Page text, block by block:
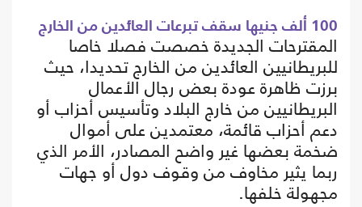
100 ألف جنيها سقف تبرعات العائدين من الخارج
المقترحات الجديدة خصصت فصلا خاصا
للبريطانيين العائدين من الخارج تحديدا، حيث
برزت ظاهرة عودة بعض رجال الأعمال
البريطانيين من خارج البلاد وتأسيس أحزاب أو
دعم أحزاب قائمة، معتمدين على أموال
ضخمة بعضها غير واضح المصادر، الأمر الذي
ربما يثير مخاوف من وقوف دول أو جهات
مجهولة خلفها.